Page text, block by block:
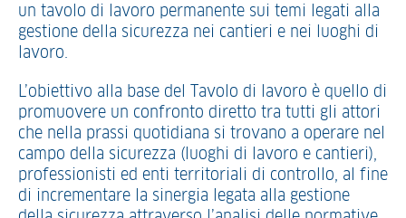
un tavolo di lavoro permanente sui temi legati alla
gestione della sicurezza nei cantieri e nei luoghi di
lavoro.
L’obiettivo alla base del Tavolo di lavoro è quello di
promuovere un confronto diretto tra tutti gli attori
che nella prassi quotidiana si trovano a operare nel
campo della sicurezza (luoghi di lavoro e cantieri),
professionisti ed enti territoriali di controllo, al fine
di incrementare la sinergia legata alla gestione